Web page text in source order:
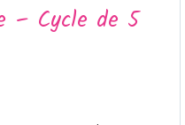
– Cycle de 5